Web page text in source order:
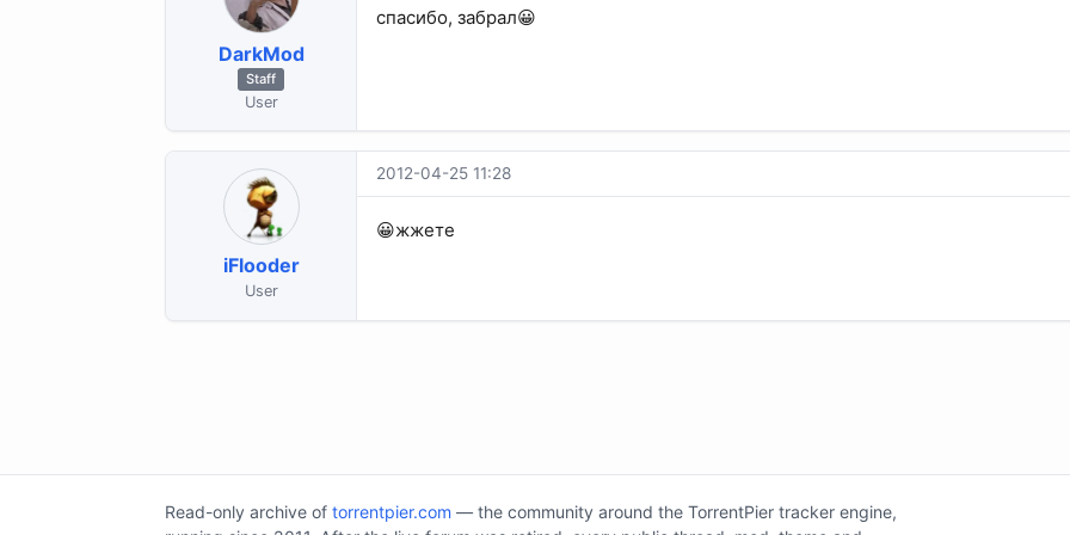
DarkMod
Staff
User
спасибо, забрал😀
iFlooder
User
2012-04-25 11:28
😀жжете
Read-only archive of torrentpier.com — the community around the TorrentPier tracker engine,